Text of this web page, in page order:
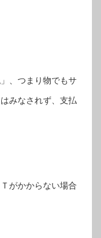
、つまり物でもサ
みなされず、支払
がかからない場合